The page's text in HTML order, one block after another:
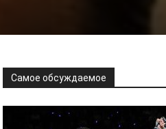
Самое обсуждаемое